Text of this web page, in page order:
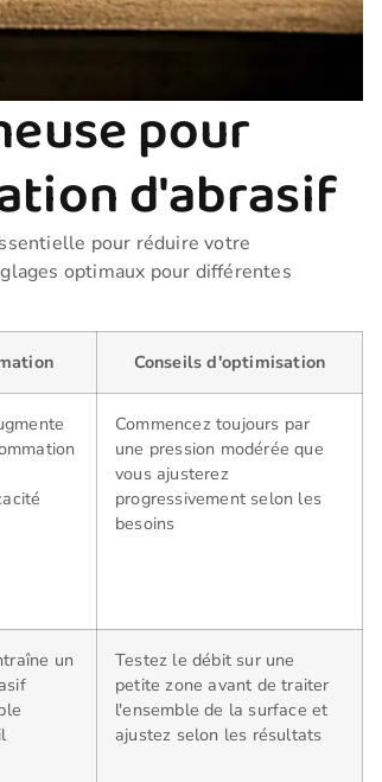
pour
d'abrasif
pour réduire votre
optimaux pour différentes
Conseils d'optimisation
Commencez toujours par
une pression modérée que
vous ajusterez
progressivement selon les
besoins
un
Testez le débit sur une
petite zone avant de traiter
l'ensemble de la surface et
ajustez selon les résultats